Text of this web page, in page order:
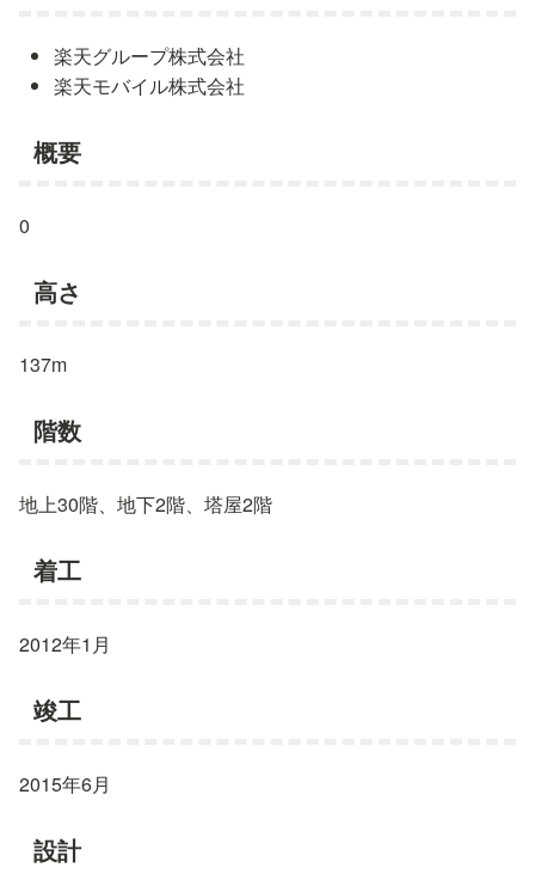
楽天グループ株式会社
楽天モバイル株式会社
概要
0
高さ
137m
階数
地上30階、地下2階、塔屋2階
着工
2012年1月
竣工
2015年6月
設計